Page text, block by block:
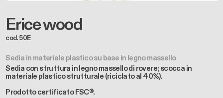
Erice wood
cod. 50E
Sedia in materiale plastico su base in legno massello
Sedia con struttura in legno massello di rovere; scocca in
materiale plastico strutturale (riciclato al 40%).
Prodotto certificato FSC®.